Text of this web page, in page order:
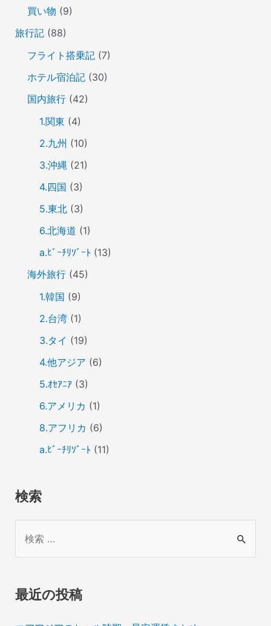
買い物 (9)
旅行記(88)
フライト搭乗記(7)
ホテル宿泊記(30)
国内旅行(42)
1.関東 (4)
2.九州 (10)
3.沖縄(21)
4.四国 (3)
5.東北(3)
6.北海道 (1)
a.ﾋﾞｰﾁﾘｿﾞｰﾄ (13)
海外旅行(45)
1.韓国 (9)
2.台湾(1)
3.タイ (19)
4.他アジア (6)
5.ｵｾｱﾆｱ(3)
6.アメリカ (1)
8.アフリカ (6)
a.ﾋﾞｰﾁﾘｿﾞｰﾄ (11)
検索
象
最近の投稿